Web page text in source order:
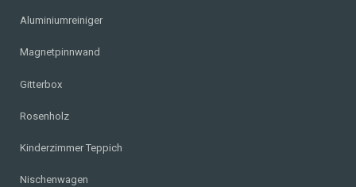
Aluminiumreiniger
Magnetpinnwand
Gitterbox
Rosenholz
Kinderzimmer Teppich
Nischenwagen